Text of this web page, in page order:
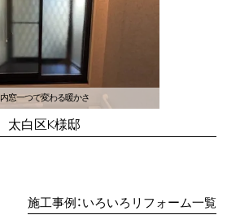
太白区K様邸
内窓一つで変わる暖かさ
施工事例：いろいろリフォーム一覧